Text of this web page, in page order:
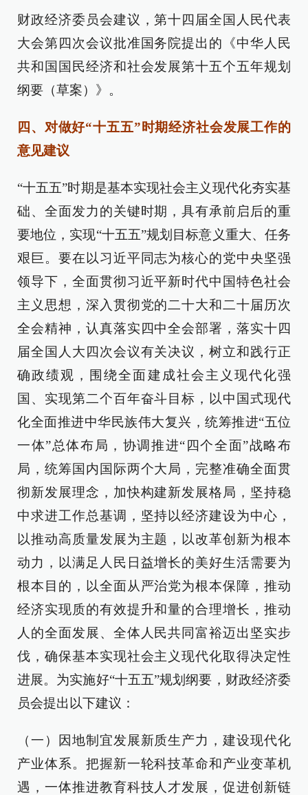
财政经济委员会建议，第十四届全国人民代表
大会第四次会议批准国务院提出的《中华人民
共和国国民经济和社会发展第十五个五年规划
纲要（草案）》。
四、对做好“十五五”时期经济社会发展工作的
意见建议
“十五五”时期是基本实现社会主义现代化夯实基
础、全面发力的关键时期，具有承前启后的重
要地位，实现“十五五”规划目标意义重大、任务
艰巨。要在以习近平同志为核心的党中央坚强
领导下，全面贯彻习近平新时代中国特色社会
主义思想，深入贯彻党的二十大和二十届历次
全会精神，认真落实四中全会部署，落实十四
届全国人大四次会议有关决议，树立和践行正
确政绩观，围绕全面建成社会主义现代化强
国、实现第二个百年奋斗目标，以中国式现代
化全面推进中华民族伟大复兴，统筹推进“五位
一体”总体布局，协调推进“四个全面”战略布
局，统筹国内国际两个大局，完整准确全面贯
彻新发展理念，加快构建新发展格局，坚持稳
中求进工作总基调，坚持以经济建设为中心，
以推动高质量发展为主题，以改革创新为根本
动力，以满足人民日益增长的美好生活需要为
根本目的，以全面从严治党为根本保障，推动
经济实现质的有效提升和量的合理增长，推动
人的全面发展、全体人民共同富裕迈出坚实步
伐，确保基本实现社会主义现代化取得决定性
进展。为实施好“十五五”规划纲要，财政经济委
员会提出以下建议：
（一）因地制宜发展新质生产力，建设现代化
产业体系。把握新一轮科技革命和产业变革机
遇，一体推进教育科技人才发展，促进创新链